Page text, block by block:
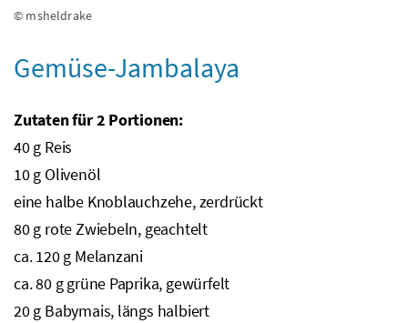
© msheldrake
Gemüse-Jambalaya
Zutaten für 2 Portionen:
40g Reis
10g Olivenöl
eine halbe Knoblauchzehe, zerdrückt
80g rote Zwiebeln, geachtelt
ca.120g Melanzani
ca.80 ggrüne Paprika, gewürfelt
20g Babymais, längs halbiert